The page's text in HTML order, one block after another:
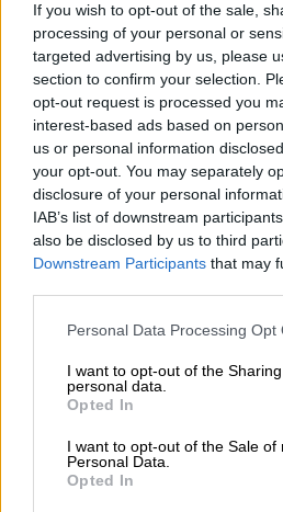
If you wish to opt-out of the sale,
processing of your personal or
targeted advertising by us, please
section to confirm your selection.
opt-out request is processed you
interest-based ads based on
us or personal information
your opt-out. You may separately
disclosure of your personal
IAB’s list of downstream
also be disclosed by us to third
Downstream Participants that may
Personal Data Processing Opt
I want to opt-out of the
personal data.
Opted In
I want to opt-out of the Sale of
Personal Data.
Opted In
Uitverkocht
hang loose
MEHRWEG